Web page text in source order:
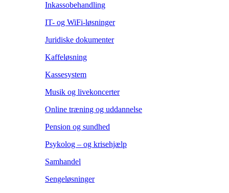
Inkassobehandling
IT- og WiFi-løsninger
Juridiske dokumenter
Kaffeløsning
Kassesystem
Musik og livekoncerter
Online træning og uddannelse
Pension og sundhed
Psykolog – og krisehjælp
Samhandel
Sengeløsninger